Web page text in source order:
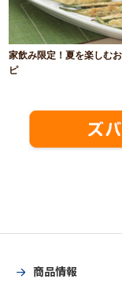
家飲み限定！夏を楽しむ
ピ
商品情報